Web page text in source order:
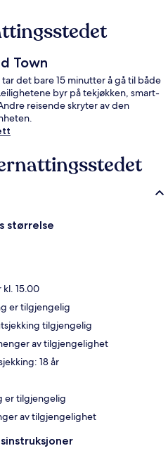
Town
det bare 15 minutter å gå til både
byr på tekjøkken, smart-
reisende skryter av den
størrelse
15.00
er tilgjengelig
tilgjengelig
av tilgjengelighet
18 år
er tilgjengelig
av tilgjengelighet